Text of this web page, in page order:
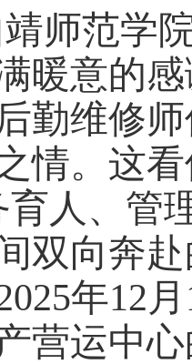
师范学
暖意的
勤维修
情。这
育人、管
双向奔
年12
营运中